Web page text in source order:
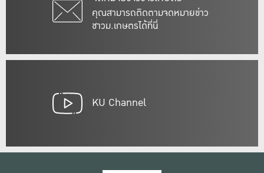
คุณสามารถติดตามจดหมายข่าว
ชาวม.เกษตรได้ที่นี่
KU Channel